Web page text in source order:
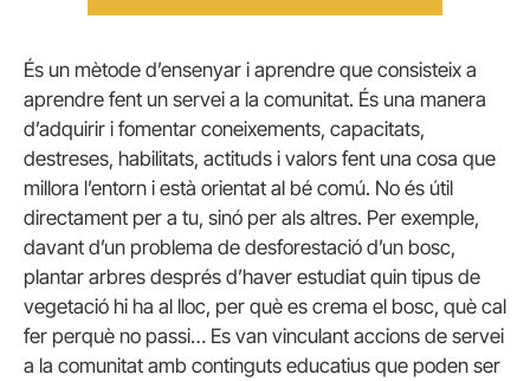
És un mètode d’ensenyar i aprendre que consisteix a
aprendre fent un servei a la comunitat. És una manera
d’adquirir i fomentar coneixements, capacitats,
destreses, habilitats, actituds i valors fent una cosa que
millora l’entorn i està orientat al bé comú. No és útil
directament per a tu, sinó per als altres. Per exemple,
davant d’un problema de desforestació d’un bosc,
plantar arbres després d’haver estudiat quin tipus de
vegetació hi ha al lloc, per què es crema el bosc, què cal
fer perquè no passi… Es van vinculant accions de servei
a la comunitat amb continguts educatius que poden ser